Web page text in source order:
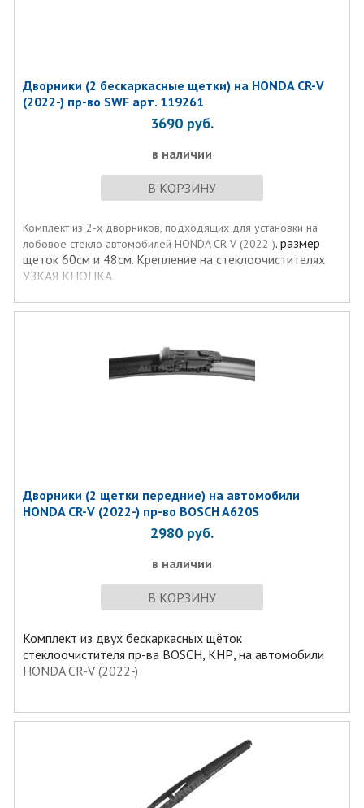
Дворники (2 бескаркасные щетки) на HONDA CR-V
(2022-) пр-во SWF арт. 119261
3690 руб.
в наличии
В КОРЗИНУ
Комплект из 2-х дворников, подходящих для установки на
лобовое стекло автомобилей HONDA CR-V (2022-). размер
щеток 60см и 48см. Крепление на стеклоочистителях
УЗКАЯ КНОПКА.
Дворники (2 щетки передние) на автомобили
HONDA CR-V (2022-) пр-во BOSCH A620S
2980 руб.
в наличии
В КОРЗИНУ
Комплект из двух бескаркаcных щёток
стеклоочистителя пр-ва BOSCH, КНР, на автомобили
HONDA CR-V (2022-)